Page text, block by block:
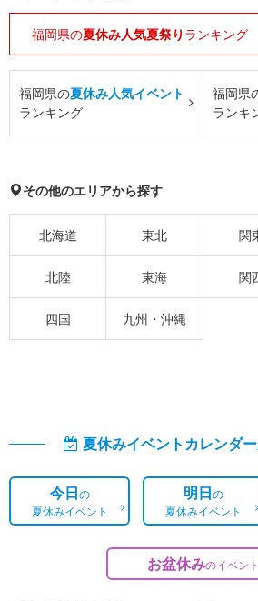
福岡県の夏休み人気夏祭り ランキング
福岡県の夏休み人気イベント
ランキング
福岡県
ランキ
その他のエリアから探す
北海道 東北 関
北陸 東海 関
四国 九州・沖縄
夏休みイベントカレンダ
今日の
夏休みイベント
明日の
夏休みイベント
お盆休みのイベント